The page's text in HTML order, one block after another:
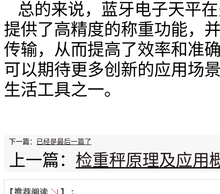
总的来说，蓝牙电子天平
提供了高精度的称重功能，
传输，从而提高了效率和准
可以期待更多创新的应用场
生活工具之一。
下一篇： 已经是最后一篇了
上一篇： 检重秤原理及应用